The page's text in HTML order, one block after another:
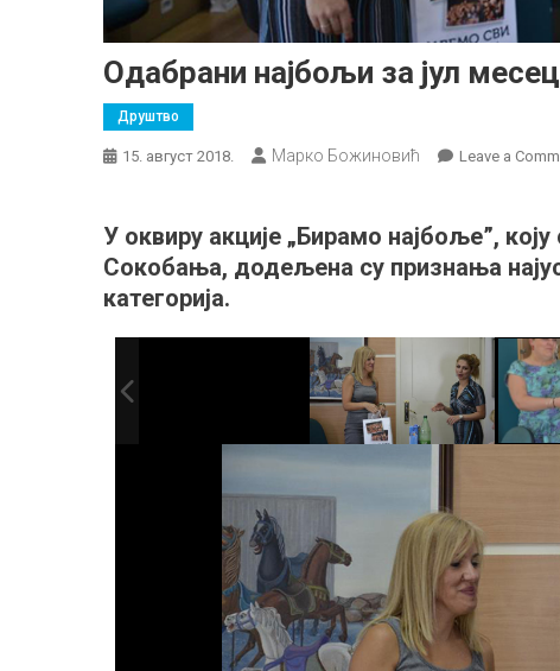
Одабрани најбољи за јул
Друштво
15. август 2018. Марко Божиновић Leave a
У оквиру акције „Бирамо најбоље”,
Сокобања, додељена су признања
категорија.